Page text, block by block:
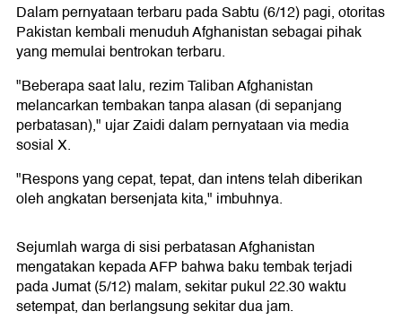
Dalam pernyataan terbaru pada Sabtu (6/12) pagi, otoritas
Pakistan kembali menuduh Afghanistan sebagai pihak
yang memulai bentrokan terbaru.
"Beberapa saat lalu, rezim Taliban Afghanistan
melancarkan tembakan tanpa alasan (di sepanjang
perbatasan)," ujar Zaidi dalam pernyataan via media
sosial X.
"Respons yang cepat, tepat, dan intens telah diberikan
oleh angkatan bersenjata kita," imbuhnya.
Sejumlah warga di sisi perbatasan Afghanistan
mengatakan kepada AFP bahwa baku tembak terjadi
pada Jumat (5/12) malam, sekitar pukul 22.30 waktu
setempat, dan berlangsung sekitar dua jam.